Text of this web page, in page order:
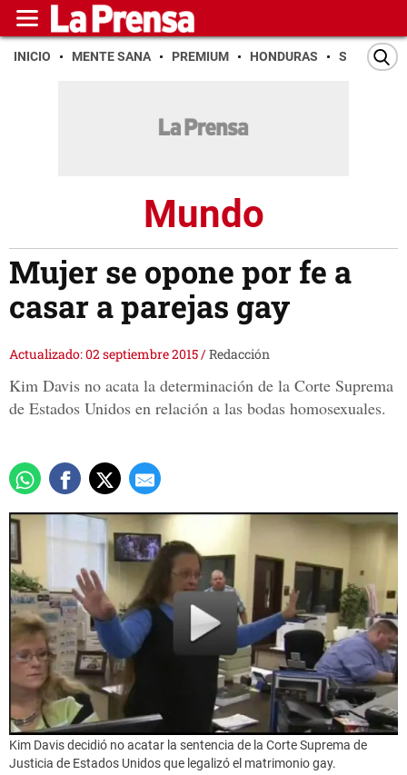
INICIO MENTE SANA PREMIUM HONDURAS SAN PEDRO
Mundo
Mujer se opone por fe a
casar a parejas gay
Actualizado: 02 septiembre 2015/Redacción
Kim Davis no acata la determinación de la Corte Suprema
de Estados Unidos en relación a las bodas homosexuales.
Kim Davis decidió no acatar la sentencia de la Corte Suprema de
Justicia de Estados Unidos que legalizó el matrimonio gay.